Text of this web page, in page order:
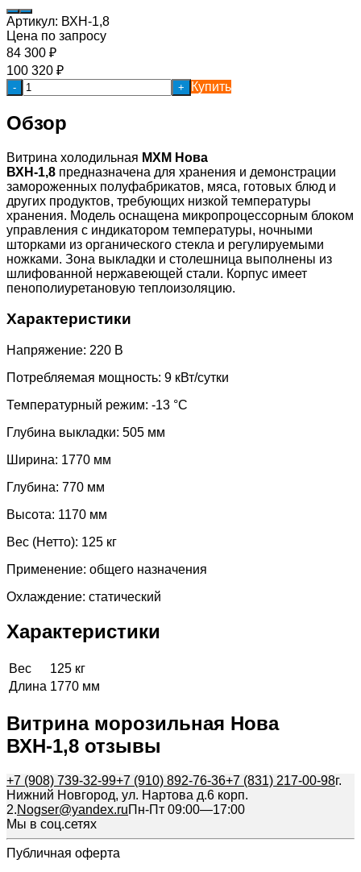
Артикул: ВХН-1,8
Цена по запросу
84 300 ₽
100 320 ₽
- + Купить
Обзор
Витрина холодильная МХМ Нова
ВХН-1,8 предназначена для хранения и демонстрации
замороженных полуфабрикатов, мяса, готовых блюд и
других продуктов, требующих низкой температуры
хранения. Модель оснащена микропроцессорным блоком
управления с индикатором температуры, ночными
шторками из органического стекла и регулируемыми
ножками. Зона выкладки и столешница выполнены из
шлифованной нержавеющей стали. Корпус имеет
пенополиуретановую теплоизоляцию.
Характеристики
Напряжение: 220 В
Потребляемая мощность: 9 кВт/сутки
Температурный режим: -13 °C
Глубина выкладки: 505 мм
Ширина: 1770 мм
Глубина: 770 мм
Высота: 1170 мм
Вес (Нетто): 125 кг
Применение: общего назначения
Охлаждение: статический
Характеристики
Вес
125 кг
Длина 1770 мм
Витрина морозильная Нова
ВХН-1,8 отзывы
+7 (908) 739-32-99+7 (910) 892-76-36+7 (831) 217-00-98г.
Нижний Новгород, ул. Нартова д.6 корп.
2.Nogser@yandex.ruПн-Пт 09:00—17:00
Мы в соц.сетях
Публичная оферта